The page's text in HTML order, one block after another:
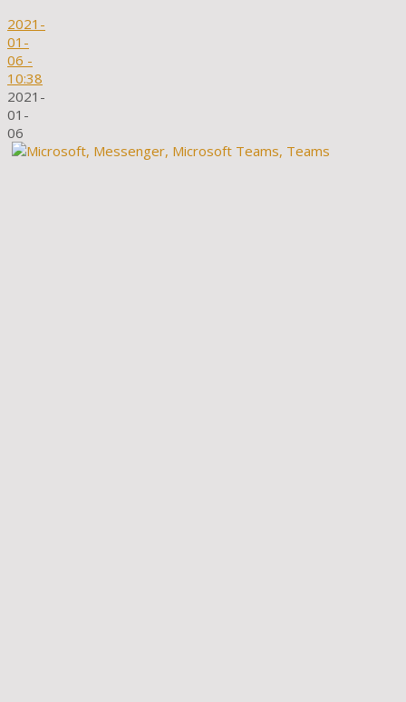
2021-
01-
06 -
10:38
2021-
01-
06